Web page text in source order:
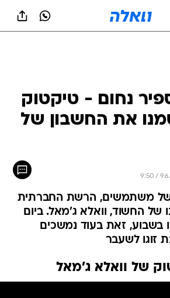
נחום - טיקטוק
את החשבון של
של משתמשים, הרשת החברתית
של החשוד, וואלא ג'מאל. ביום
בשבוע, זאת בעוד נמשכים
זוגו לשעבר
של וואלא ג'מאל